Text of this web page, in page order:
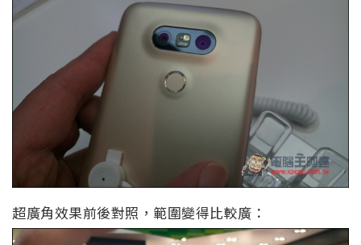
超廣角效果前後對照，範圍變得比較廣：